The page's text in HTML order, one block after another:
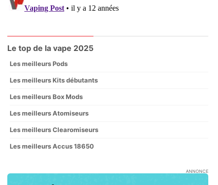
Le top de la vape 2025
Les meilleurs Pods
Les meilleurs Kits débutants
Les meilleurs Box Mods
Les meilleurs Atomiseurs
Les meilleurs Clearomiseurs
Les meilleurs Accus 18650
ANNONCE